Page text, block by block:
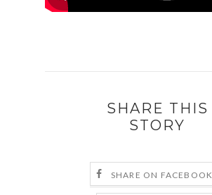
SHARE THIS
STORY
SHARE ON FACEBOOK